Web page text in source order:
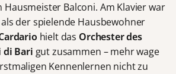
Balconi. Am Klavier war
als der spielende Hausbewohner
hielt das Orchester des
di Bari gut zusammen – mehr wage
Kennenlernen nicht zu